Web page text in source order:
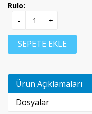
Rulo:
-
+
SEPETE EKLE
Ürün Açıklamaları
Dosyalar